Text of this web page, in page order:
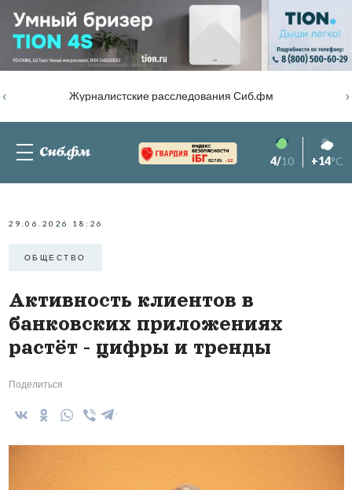
Журналистские расследования Сиб.фм
‹ ›
82.76% -1.2 4/10 +14°C
29.06.2026 18:26
ОБЩЕСТВО
Активность клиентов в
банковских приложениях
растёт - цифры и тренды
Поделиться